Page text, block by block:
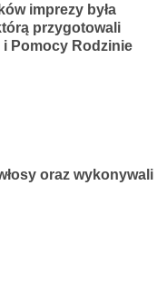
imprezy była
przygotowali
i Pomocy Rodzinie
oraz wykonywali